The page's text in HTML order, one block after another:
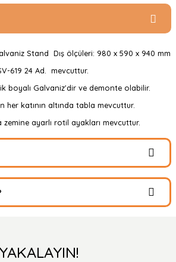
Stand Dış ölçüleri: 980 x 590 x 940 mm
619 24 Ad. mevcuttur.
boyalı Galvaniz'dir ve demonte olabilir.
her katının altında tabla mevcuttur.
zemine ayarlı rotil ayakları mevcuttur.
ilk yorumu siz yapın!
Yorum Yaz
henüz soru sorulmamış.